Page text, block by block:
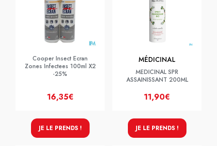
Cooper Insect Ecran
Zones Infectees 100ml X2
-25%
16,35€
JE LE PRENDS !
MÉDICINAL
MEDICINAL SPR
ASSAINISSANT 200ML
11,90€
JE LE PRENDS !